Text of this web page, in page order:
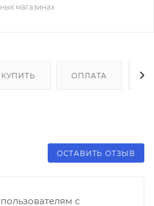
магазинах
КУПИТЬ ОПЛАТА
ОСТАВИТЬ ОТЗЫВ
с